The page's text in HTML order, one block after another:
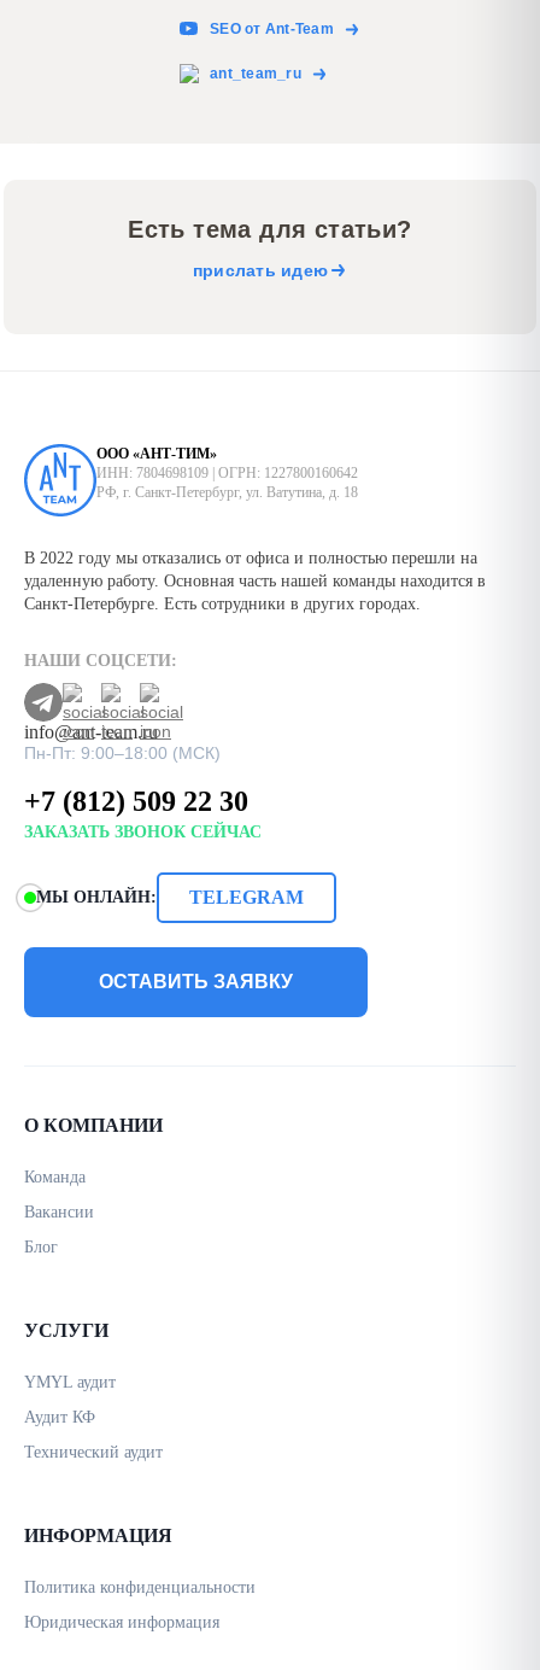
SEO от Ant-Team
ant_team_ru
Есть тема для статьи?
прислать идею
ООО «АНТ-ТИМ»
ИНН: 7804698109 | ОГРН: 1227800160642
РФ, г. Санкт-Петербург, ул. Ватутина, д. 18
В 2022 году мы отказались от офиса и полностью перешли на
удаленную работу. Основная часть нашей команды находится в
Санкт-Петербурге. Есть сотрудники в других городах.
НАШИ СОЦСЕТИ:
info@ant-team.ru
Пн-Пт: 9:00–18:00 (МСК)
+7 (812) 509 22 30
ЗАКАЗАТЬ ЗВОНОК СЕЙЧАС
МЫ ОНЛАЙН: TELEGRAM
ОСТАВИТЬ ЗАЯВКУ
О КОМПАНИИ
Команда
Вакансии
Блог
УСЛУГИ
YMYL аудит
Аудит КФ
Технический аудит
ИНФОРМАЦИЯ
Политика конфиденциальности
Юридическая информация